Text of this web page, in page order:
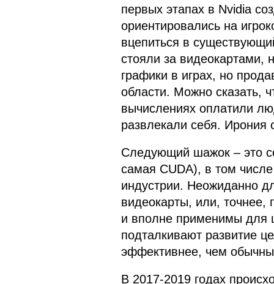
первых этапах в Nvidia
ориентировались на
вцепиться в
стояли за видеокартами,
графики в играх, но
области. Можно сказать,
вычислениях оплатили
развлекали себя. Ирония
Следующий шажок – это
самая CUDA), в том
индустрии. Неожиданно
видеокарты, или, точнее,
и вполне применимы для
подталкивают развитие
эффективнее, чем
В 2017-2019 годах